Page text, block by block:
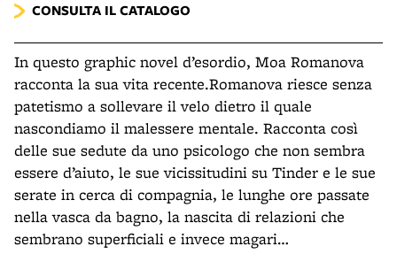
CONSULTA IL CATALOGO
In questo graphic novel d’esordio, Moa Romanova
racconta la sua vita recente.Romanova riesce senza
patetismo a sollevare il velo dietro il quale
nascondiamo il malessere mentale. Racconta così
delle sue sedute da uno psicologo che non sembra
essere d’aiuto, le sue vicissitudini su Tinder e le sue
serate in cerca di compagnia, le lunghe ore passate
nella vasca da bagno, la nascita di relazioni che
sembrano superficiali e invece magari…